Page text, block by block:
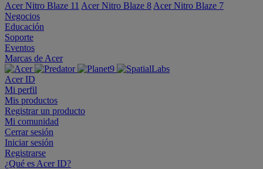
Acer Nitro Blaze 11 Acer Nitro Blaze 8 Acer Nitro Blaze 7
Negocios
Educación
Soporte
Eventos
Marcas de Acer
Acer ID
Mi perfil
Mis productos
Registrar un producto
Mi comunidad
Cerrar sesión
Iniciar sesión
Registrarse
¿Qué es Acer ID?